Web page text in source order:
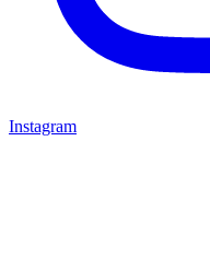
Instagram